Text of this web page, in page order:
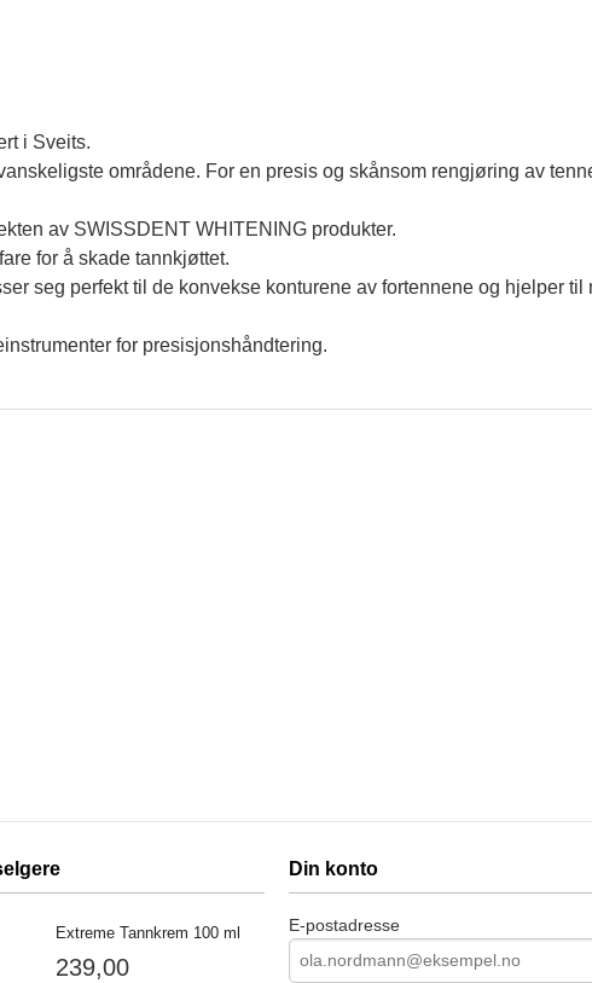
i Sveits.
områdene. For en presis og skånsom rengjøring av
av SWISSDENT WHITENING produkter.
for å skade tannkjøttet.
seg perfekt til de konvekse konturene av fortennene og hjelper
for presisjonshåndtering.
Extreme Tannkrem 100 ml
239,00
Din konto
E-postadresse